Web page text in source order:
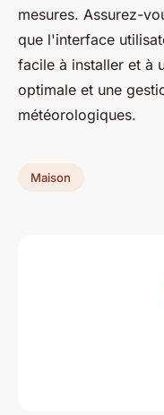
mesures. Assurez-
que l'interface
facile à installer et à
optimale et une
météorologiques.
Maison